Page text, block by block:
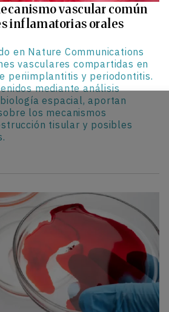
vascular común
inflamatorias orales
en Nature Communications
vasculares compartidas en
periimplantitis y periodontitis.
mediante análisis
espacial, aportan
los mecanismos
tisular y posibles